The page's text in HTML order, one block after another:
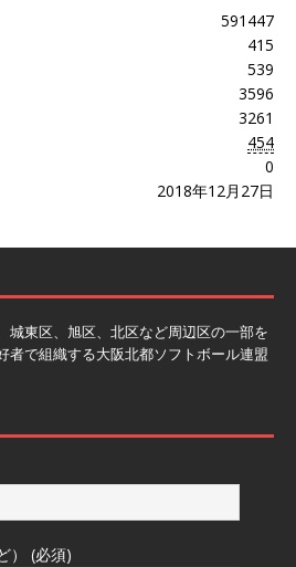
591447
415
539
3596
3261
454
0
2018年12月27日
城東区、旭区、北区など周辺区の一部を
者で組織する大阪北都ソフトボール連盟
） (必須)